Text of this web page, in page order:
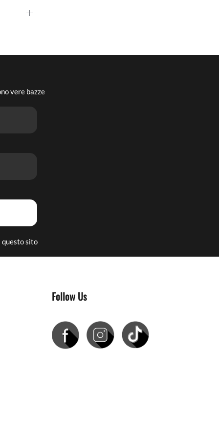
vere bazze
sito
Follow Us